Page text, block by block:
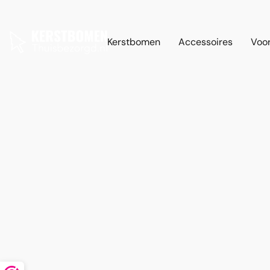
Kerstbomen Accessoires